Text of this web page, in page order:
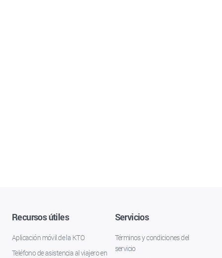
Recursos útiles
Aplicación móvil de la KTO
Teléfono de asistencia al viajero en
Servicios
Términos y condiciones del
servicio